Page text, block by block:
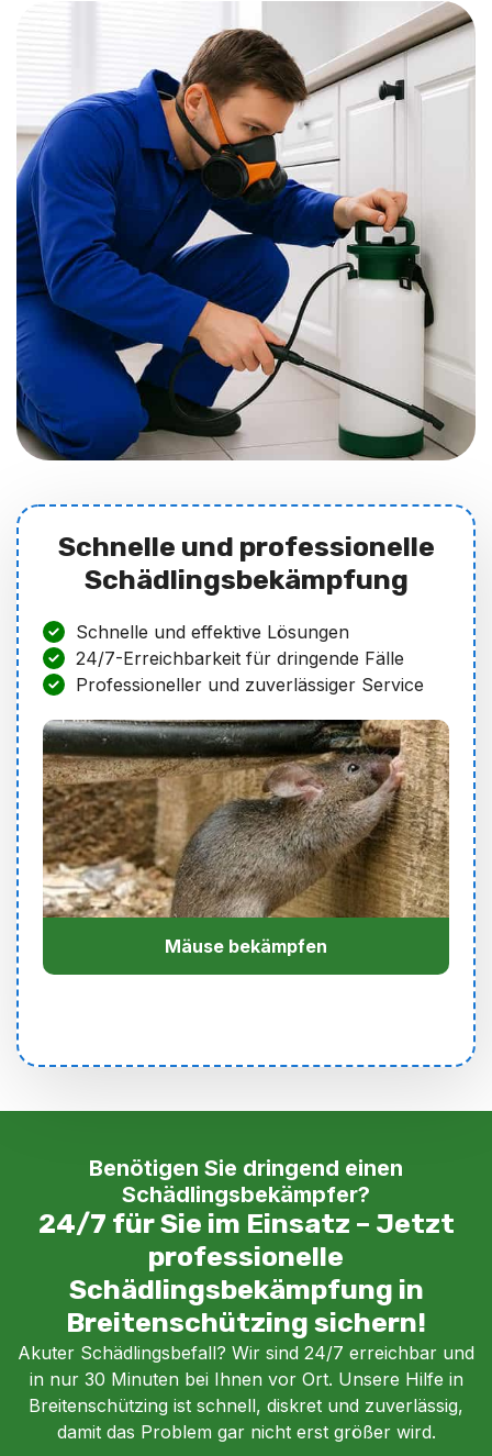
Schnelle und professionelle
Schädlingsbekämpfung
Schnelle und effektive Lösungen
24/7-Erreichbarkeit für dringende Fälle
Professioneller und zuverlässiger Service
Mäuse bekämpfen
Benötigen Sie dringend einen
Schädlingsbekämpfer?
24/7 für Sie im Einsatz – Jetzt
professionelle
Schädlingsbekämpfung in
Breitenschützing sichern!
Akuter Schädlingsbefall? Wir sind 24/7 erreichbar und
in nur 30 Minuten bei Ihnen vor Ort. Unsere Hilfe in
Breitenschützing ist schnell, diskret und zuverlässig,
damit das Problem gar nicht erst größer wird.